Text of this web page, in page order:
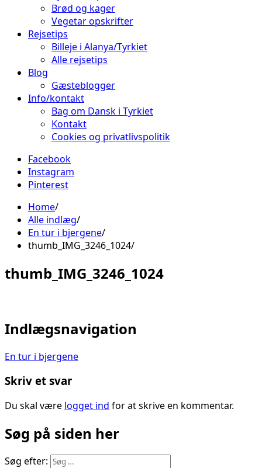
Brød og kager
Vegetar opskrifter
Rejsetips
Billeje i Alanya/Tyrkiet
Alle rejsetips
Blog
Gæsteblogger
Info/kontakt
Bag om Dansk i Tyrkiet
Kontakt
Cookies og privatlivspolitik
Facebook
Instagram
Pinterest
Home
Alle indlæg
En tur i bjergene
thumb_IMG_3246_1024
thumb_IMG_3246_1024
Indlægsnavigation
En tur i bjergene
Skriv et svar
Du skal være logget ind for at skrive en kommentar.
Søg på siden her
Søg efter: